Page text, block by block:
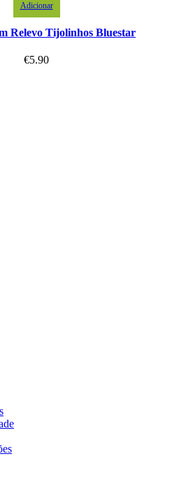
Adicionar
Relevo Tijolinhos Bluestar
€5.90